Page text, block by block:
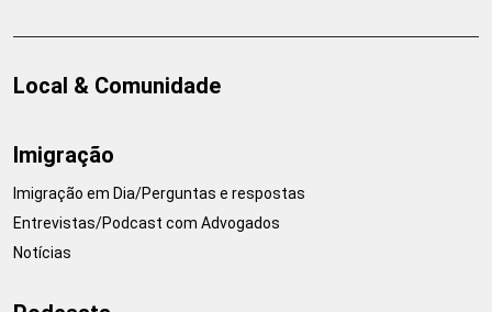
Local & Comunidade
Imigração
Imigração em Dia/Perguntas e respostas
Entrevistas/Podcast com Advogados
Notícias